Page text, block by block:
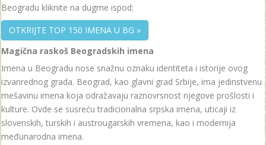
Beogradu kliknite na dugme ispod:
OTKRIJTE TOP 150 IMENA U BG »
Magična raskoš Beogradskih imena
Imena u Beogradu nose snažnu oznaku identiteta i istorije ovog
izvanrednog grada. Beograd, kao glavni grad Srbije, ima jedinstvenu
mešavinu imena koja odražavaju raznovrsnost njegove prošlosti i
kulture. Ovde se susreću tradicionalna srpska imena, uticaji iz
slovenskih, turskih i austrougarskih vremena, kao i modernija
međunarodna imena.